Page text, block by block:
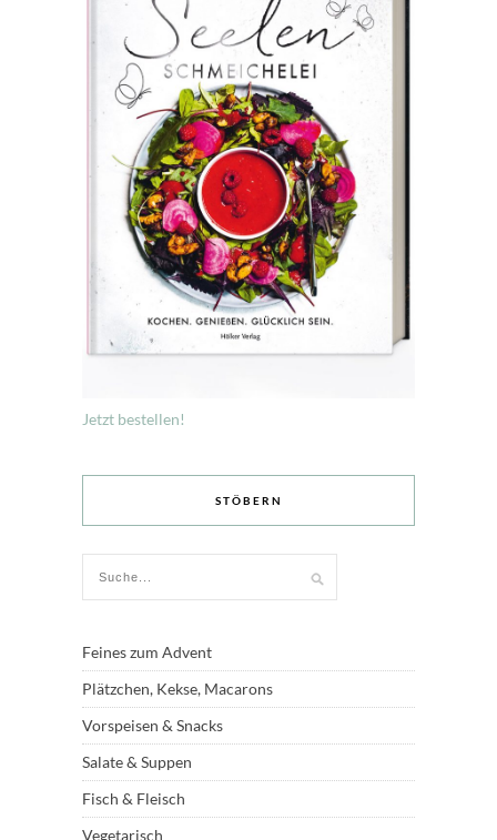
Jetzt bestellen!
STÖBERN
Feines zum Advent
Plätzchen, Kekse, Macarons
Vorspeisen & Snacks
Salate & Suppen
Fisch & Fleisch
Vegetarisch